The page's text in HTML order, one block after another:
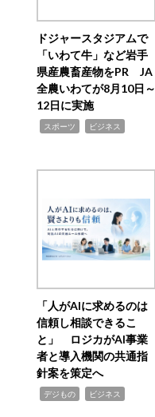
ドジャースタジアムで
「いわて牛」など岩手
県産農畜産物をPR JA
全農いわてが8月10日～
12日に実施
スポーツ ビジネス
「人がAIに求めるのは
信頼し相談できるこ
と」 ロジカがAI事業
者と導入機関の共通指
針案を策定へ
デジもの ビジネス